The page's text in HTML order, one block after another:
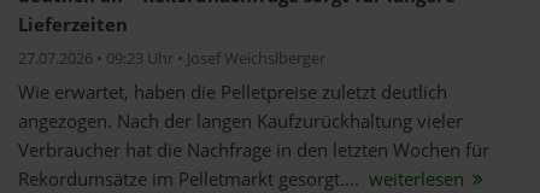
Lieferzeiten
27.07.2026 • 09:23 Uhr • Josef Weichslberger
Wie erwartet, haben die Pelletpreise zuletzt deutlich
angezogen. Nach der langen Kaufzurückhaltung vieler
Verbraucher hat die Nachfrage in den letzten Wochen für
Rekordumsätze im Pelletmarkt gesorgt.... weiterlesen